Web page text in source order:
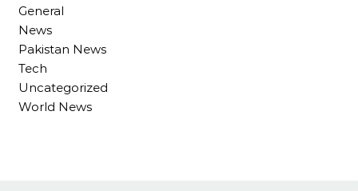
General
News
Pakistan News
Tech
Uncategorized
World News